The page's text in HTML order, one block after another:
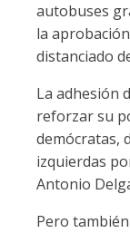
autobuses
la
distanciado
La adhesión
reforzar su
demócratas,
izquierdas
Antonio
Pero